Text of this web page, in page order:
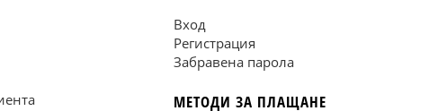
Вход
Регистрация
Забравена парола
МЕТОДИ ЗА ПЛАЩАНЕ